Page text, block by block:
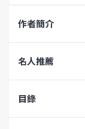
作者簡介
名人推薦
目錄